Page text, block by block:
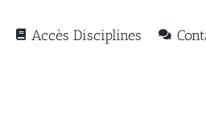
Accès Disciplines